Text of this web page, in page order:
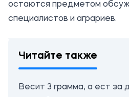
остаются предметом
специалистов и аграриев.
Читайте также
Весит 3 грамма, а ест за